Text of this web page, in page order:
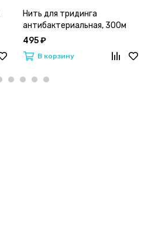
Нить для тридинга
антибактериальная, 300м
495 ₽
В корзину